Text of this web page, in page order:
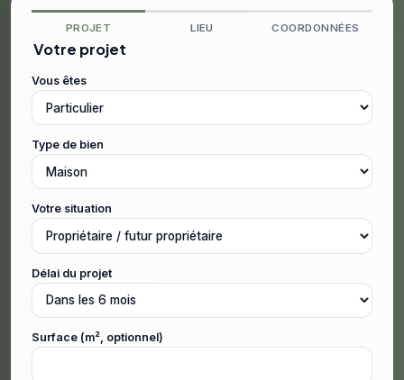
PROJET LIEU COORDONNÉES
Votre projet
Vous êtes
Type de bien
Votre situation
Délai du projet
Surface (m², optionnel)